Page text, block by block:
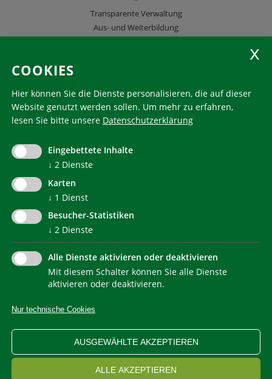
Transparente Verwaltung
Aus- und Weiterbildung
KlimaHaus ist eine eingetragene Marke. Die Nutzung muss
communication@klimahausagentur.it
© 2022 Agentur für Energie Südtirol - KlimaHaus
NEWSLETTER
IMPRESSUM PRIVACY
WEB STATISTIKEN
ERKLÄRUNG BARRIEREFREIHEIT
COOKIEEINSTELLUNGEN
COOKIES
Hier können Sie die Dienste personalisieren, die auf dieser
Website genutzt werden sollen. Um mehr zu erfahren,
lesen Sie bitte unsere Datenschutzerklärung
Eingebettete Inhalte
↓ 2 Dienste
Karten
↓ 1 Dienst
Besucher-Statistiken
↓ 2 Dienste
Alle Dienste aktivieren oder deaktivieren
Mit diesem Schalter können Sie alle Dienste
aktivieren oder deaktivieren.
Nur technische Cookies
AUSGEWÄHLTE AKZEPTIEREN
ALLE AKZEPTIEREN